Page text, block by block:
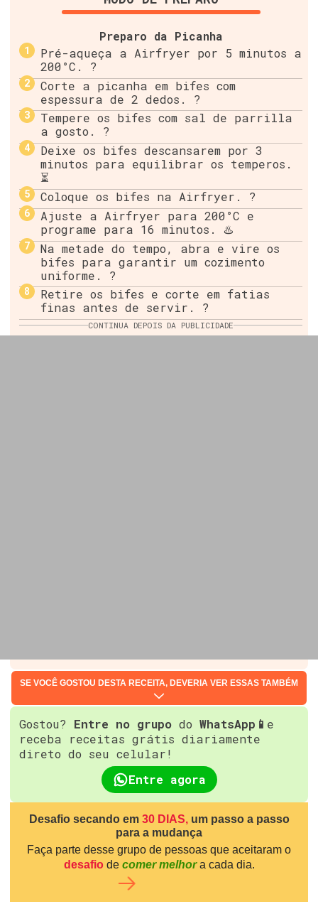
Preparo da Picanha
Pré-aqueça a Airfryer por 5 minutos a
200°C. ?
Corte a picanha em bifes com
espessura de 2 dedos. ?
Tempere os bifes com sal de parrilla
a gosto. ?
Deixe os bifes descansarem por 3
minutos para equilibrar os temperos.
⏳
Coloque os bifes na Airfryer. ?
Ajuste a Airfryer para 200°C e
programe para 16 minutos. ♨️
Na metade do tempo, abra e vire os
bifes para garantir um cozimento
uniforme. ?
Retire os bifes e corte em fatias
finas antes de servir. ?
CONTINUA DEPOIS DA PUBLICIDADE
SE VOCÊ GOSTOU DESTA RECEITA, DEVERIA VER ESSAS TAMBÉM
Gostou? Entre no grupo do WhatsApp📱 e
receba receitas grátis diariamente
direto do seu celular!
Entre agora
Desafio secando em 30 DIAS, um passo a passo
para a mudança
Faça parte desse grupo de pessoas que aceitaram o
desafio de comer melhora cada dia.